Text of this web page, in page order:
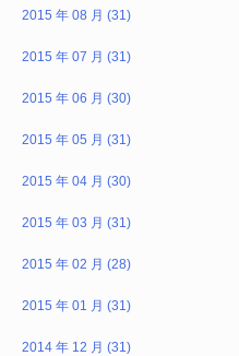
2015 年 08 月 (31)
2015 年 07 月 (31)
2015 年 06 月 (30)
2015 年 05 月 (31)
2015 年 04 月 (30)
2015 年 03 月 (31)
2015 年 02 月 (28)
2015 年 01 月 (31)
2014 年 12 月 (31)